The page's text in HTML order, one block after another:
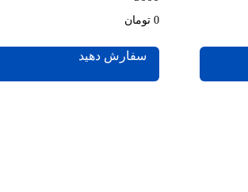
0 تومان
سفارش دهید